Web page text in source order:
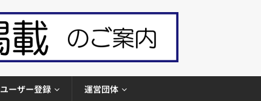
ユーザー登録 運営団体